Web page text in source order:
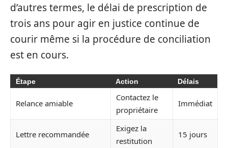
d’autres termes, le délai de prescription de
trois ans pour agir en justice continue de
courir même si la procédure de conciliation
est en cours.
Étape Action Délais
Relance amiable
Contactez le
propriétaire
Immédiat
Lettre recommandée
Exigez la
restitution
15 jours